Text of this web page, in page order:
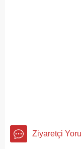
Ziyaretçi